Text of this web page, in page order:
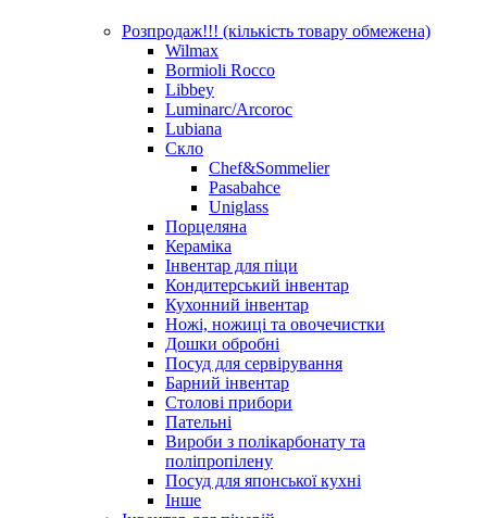
Розпродаж!!! (кількість товару обмежена)
Wilmax
Bormioli Rocco
Libbey
Luminarc/Arcoroc
Lubiana
Скло
Chef&Sommelier
Pasabahce
Uniglass
Порцеляна
Кераміка
Інвентар для піци
Кондитерський інвентар
Кухонний інвентар
Ножі, ножиці та овочечистки
Дошки обробні
Посуд для сервірування
Барний інвентар
Столові прибори
Пательні
Вироби з полікарбонату та
поліпропілену
Посуд для японської кухні
Інше